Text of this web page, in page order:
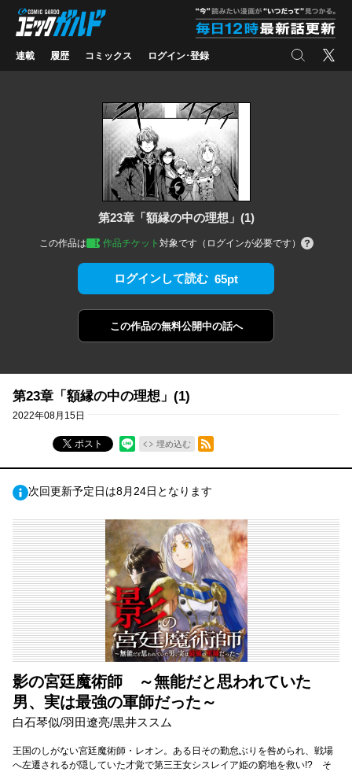
コミックガルド
連載 履歴 コミックス ログイン･登録 検索 X
第23章「額縁の中の理想」(1)
この作品は 作品チケット 対象です（ログインが必要です）
ログインして読む 65pt
この作品の無料公開中の話へ
第23章「額縁の中の理想」(1)
2022年08月15日
ポスト 埋め込む
RSSフィード
次回更新予定日は8月24日となります
影の宮廷魔術師 ～無能だと思われていた
男、実は最強の軍師だった～
白石琴似/羽田遼亮/黒井ススム
王国のしがない宮廷魔術師・レオン。ある日その勤怠ぶりを咎められ、戦場
へ左遷されるが隠していた才覚で第三王女シスレイア姫の窮地を救い!? そ